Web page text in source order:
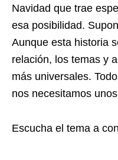
Navidad que trae
esa posibilidad.
Aunque esta historia
relación, los temas y
más universales.
nos necesitamos
Escucha el tema a